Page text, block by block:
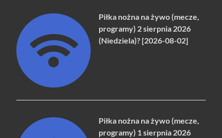
Piłka nożna na żywo (mecze,
programy) 2 sierpnia 2026
(Niedziela)? [2026-08-02]
Piłka nożna na żywo (mecze,
programy) 1 sierpnia 2026